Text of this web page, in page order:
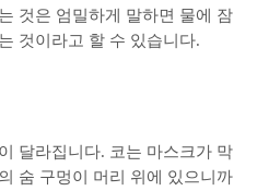
것은 엄밀하게 말하면 물에 잠
것이라고 할 수 있습니다.
달라집니다. 코는 마스크가 막
숨 구멍이 머리 위에 있으니까